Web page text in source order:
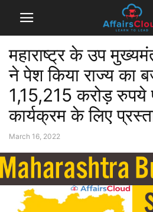
महाराष्ट्र के उप
ने पेश किया राज्य
1,15,215 करोड़ रुपये
कार्यक्रम के लिए
March 16, 2022